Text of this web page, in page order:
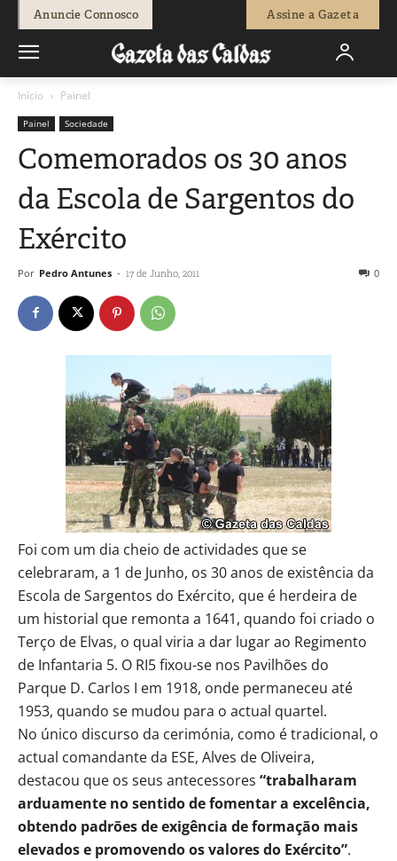
Anuncie Connosco Assine a Gazeta
Início Painel
Painel Sociedade
Comemorados os 30 anos
da Escola de Sargentos do
Exército
Por Pedro Antunes - 17 de Junho, 2011 0
Foi com um dia cheio de actividades que se
celebraram, a 1 de Junho, os 30 anos de existência da
Escola de Sargentos do Exército, que é herdeira de
um historial que remonta a 1641, quando foi criado o
Terço de Elvas, o qual viria a dar lugar ao Regimento
de Infantaria 5. O RI5 fixou-se nos Pavilhões do
Parque D. Carlos I em 1918, onde permaneceu até
1953, quando se mudou para o actual quartel.
No único discurso da cerimónia, como é tradicional, o
actual comandante da ESE, Alves de Oliveira,
destacou que os seus antecessores “trabalharam
arduamente no sentido de fomentar a excelência,
obtendo padrões de exigência de formação mais
elevados e promovendo os valores do Exército”.